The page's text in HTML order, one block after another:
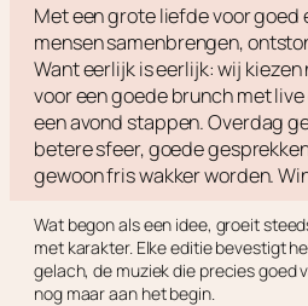
Met een grote liefde voor goed
mensen samenbrengen,
Want eerlijk is eerlijk: wij
voor een goede brunch met
een avond stappen. Overdag
betere sfeer, goede
gewoon fris wakker worden.
Wat begon als een idee, groeit
met karakter. Elke editie bevestigt
gelach, de muziek die precies goed
nog maar aan het begin.